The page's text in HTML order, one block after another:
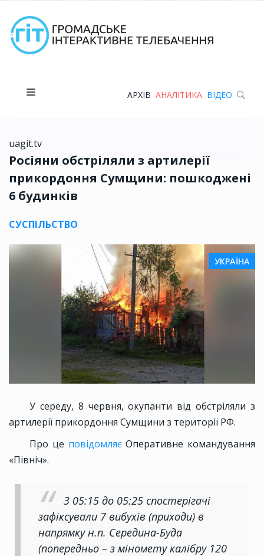
АРХІВ АНАЛІТИКА ВІДЕО
uagit.tv
Росіяни обстріляли з артилерії
прикордоння Сумщини: пошкоджені
6 будинків
СУСПІЛЬСТВО
УКРАЇНА
У середу, 8 червня, окупанти від обстріляли з
артилерії прикордоння Сумщини з території РФ.
Про це повідомляєОперативне командування
«Північ».
З 05:15 до 05:25 спостерігачі
зафіксували 7 вибухів (приходи) в
напрямку н.п. Середина-Буда
(попередньо – з міномету калібру 120